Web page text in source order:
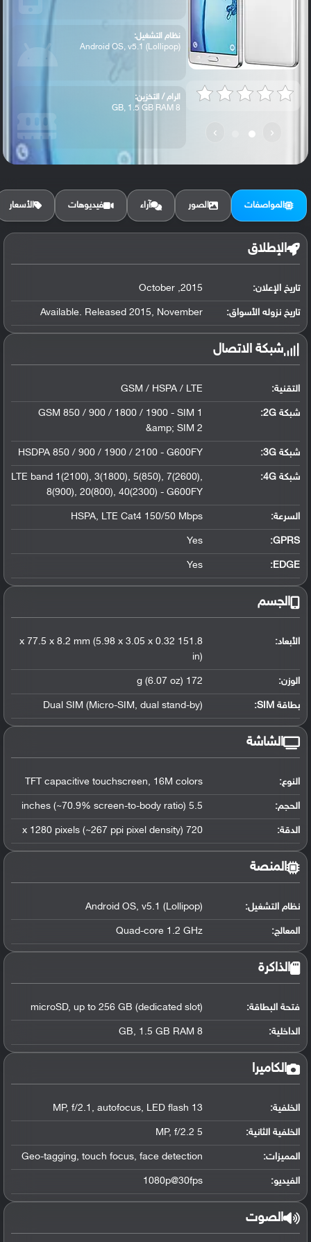
‹
›
نظام التشغيل:
Android OS, v5.1 (Lollipop)
الرام / التخزين:
8 GB, 1.5 GB RAM
الكاميرا الأساسية:
المواصفات الصور آراء فيديوهات الأسعار
الإطلاق
تاريخ الإعلان: 2015, October
تاريخ نزوله الأسواق: Available. Released 2015, November
شبكة الاتصال
التقنية: GSM / HSPA / LTE
شبكة 2G:
GSM 850 / 900 / 1800 / 1900 - SIM 1
&amp; SIM 2
شبكة 3G :
HSDPA 850 / 900 / 1900 / 2100 - G600FY
شبكة 4G :
LTE band 1(2100), 3(1800), 5(850), 7(2600),
8(900), 20(800), 40(2300) - G600FY
السرعة: HSPA, LTE Cat4 150/50 Mbps
GPRS:
Yes
EDGE:
Yes
الجسم
الأبعاد:
151.8 x 77.5 x 8.2 mm (5.98 x 3.05 x 0.32
in)
الوزن: 172 g (6.07 oz)
بطاقة SIM: Dual SIM (Micro-SIM, dual stand-by)
الشاشة
النوع: TFT capacitive touchscreen, 16M colors
الحجم: 5.5 inches (~70.9% screen-to-body ratio)
الدقة: 720 x 1280 pixels (~267 ppi pixel density)
المنصة
نظام التشغيل:
Android OS, v5.1 (Lollipop)
المعالج:
Quad-core 1.2 GHz
الذاكرة
فتحة البطاقة: microSD, up to 256 GB (dedicated slot)
الداخلية: 8 GB, 1.5 GB RAM
الكاميرا
الخلفية: 13 MP, f/2.1, autofocus, LED flash
الخلفية الثانية: 5 MP, f/2.2
المميزات: Geo-tagging, touch focus, face detection
الفيديو: 1080p@30fps
الصوت